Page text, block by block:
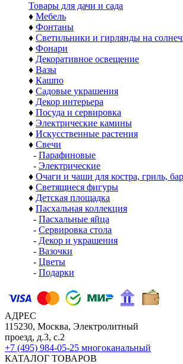
Товары для дачи и сада
♦ Мебель
♦ Фонтаны
♦ Светильники и гирлянды на
♦ Фонари
♦ Декоративное освещение
♦ Вазы
♦ Кашпо
♦ Садовые украшения
♦ Декор интерьера
♦ Посуда и сервировка
♦ Электрические камины
♦ Искусственные растения
♦ Свечи
- Парафиновые
- Электрические
♦ Очаги и чаши для костра, гриль,
♦ Светящиеся фигуры
♦ Детская площадка
♦ Пасхальная коллекция
- Пасхальные яйца
- Сервировка стола
- Декор и украшения
- Вазочки
- Цветы
- Подарки
АДРЕС
115230, Москва, Электролитный
проезд, д.3, с.2
+7 (495) 984-05-25 многоканальный
КАТАЛОГ ТОВАРОВ